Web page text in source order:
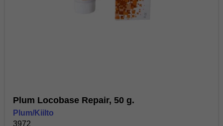
Plum Locobase Repair, 50 g.
Plum/Kiilto
3972